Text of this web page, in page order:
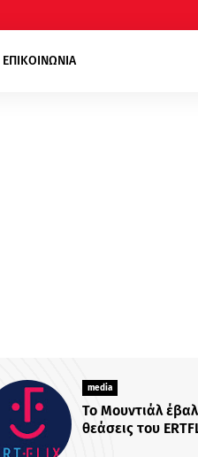
ΕΠΙΚΟΙΝΩΝΙΑ
πρόβλημα
Blogger